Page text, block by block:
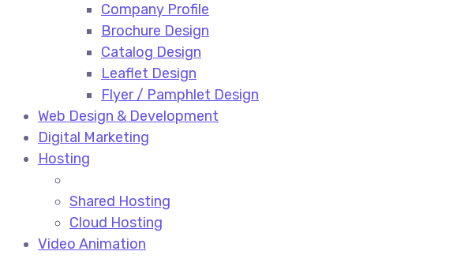
Company Profile
Brochure Design
Catalog Design
Leaflet Design
Flyer / Pamphlet Design
Web Design & Development
Digital Marketing
Hosting
Shared Hosting
Cloud Hosting
Video Animation